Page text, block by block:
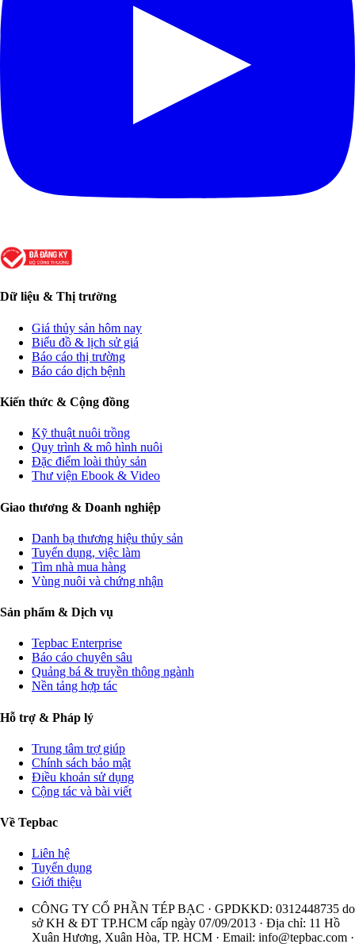
Dữ liệu & Thị trường
Giá thủy sản hôm nay
Biểu đồ & lịch sử giá
Báo cáo thị trường
Báo cáo dịch bệnh
Kiến thức & Cộng đồng
Kỹ thuật nuôi trồng
Quy trình & mô hình nuôi
Đặc điểm loài thủy sản
Thư viện Ebook & Video
Giao thương & Doanh nghiệp
Danh bạ thương hiệu thủy sản
Tuyển dụng, việc làm
Tìm nhà mua hàng
Vùng nuôi và chứng nhận
Sản phẩm & Dịch vụ
Tepbac Enterprise
Báo cáo chuyên sâu
Quảng bá & truyền thông ngành
Nền tảng hợp tác
Hỗ trợ & Pháp lý
Trung tâm trợ giúp
Chính sách bảo mật
Điều khoản sử dụng
Cộng tác và bài viết
Về Tepbac
Liên hệ
Tuyển dụng
Giới thiệu
CÔNG TY CỔ PHẦN TÉP BẠC · GPDKKD: 0312448735 do
sở KH & ĐT TP.HCM cấp ngày 07/09/2013 · Địa chỉ: 11 Hồ
Xuân Hương, Xuân Hòa, TP. HCM · Email: info@tepbac.com ·